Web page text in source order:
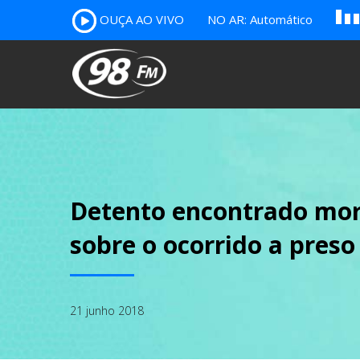
OUÇA AO VIVO NO AR: Automático B c
Detento encontrado
sobre o ocorrido a
21 junho 2018